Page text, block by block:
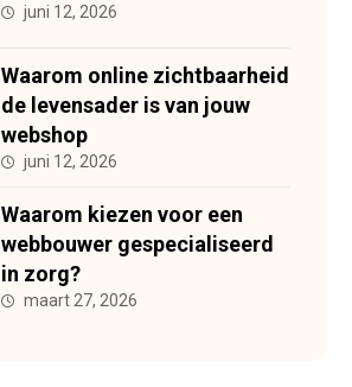
juni 12, 2026
Waarom online zichtbaarheid
de levensader is van jouw
webshop
juni 12, 2026
Waarom kiezen voor een
webbouwer gespecialiseerd
in zorg?
maart 27, 2026